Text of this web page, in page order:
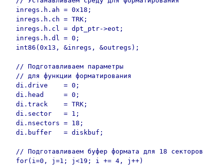
  inregs.h.ah = 0x18;
  inregs.h.ch = TRK;
  inregs.h.cl = dpt_ptr->eot;
  inregs.h.dl = 0;
  int86(0x13, &inregs, &outregs);
  // Подготавливаем параметры
  // для функции форматирования
  di.drive    = 0;
  di.head     = 0;
  di.track    = TRK;
  di.sector   = 1;
  di.nsectors = 18;
  di.buffer   = diskbuf;
  // Подготавливаем буфер формата для 18 секторов
  for(i=0, j=1; j<19; i += 4, j++)